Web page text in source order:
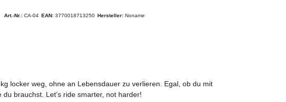
Art.-Nr.: CA-04 EAN: 3770018713250 Hersteller: Noname
locker weg, ohne an Lebensdauer zu verlieren. Egal, ob du mit
brauchst. Let’s ride smarter, not harder!